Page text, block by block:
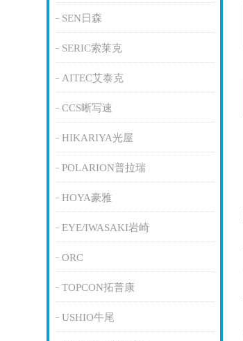
SEN日森
SERIC索莱克
AITEC艾泰克
CCS晰写速
HIKARIYA光屋
POLARION普拉瑞
HOYA豪雅
EYE/IWASAKI岩崎
ORC
TOPCON拓普康
USHIO牛尾